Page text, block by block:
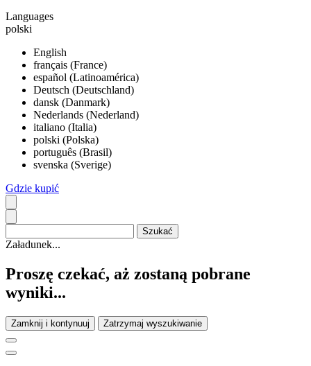
Languages
polski
English
français (France)
español (Latinoamérica)
Deutsch (Deutschland)
dansk (Danmark)
Nederlands (Nederland)
italiano (Italia)
polski (Polska)
português (Brasil)
svenska (Sverige)
Gdzie kupić
Załadunek...
Proszę czekać, aż zostaną pobrane
wyniki...
Zamknij i kontynuuj Zatrzymaj wyszukiwanie